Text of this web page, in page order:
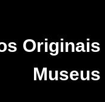
Museus